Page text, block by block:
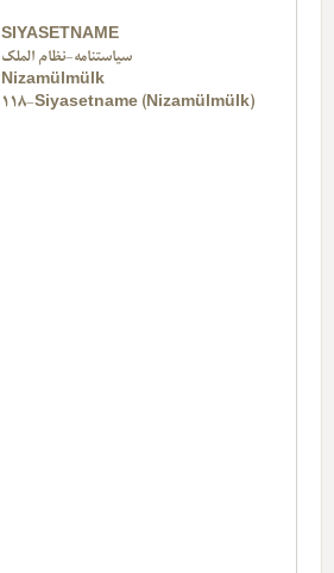
SIYASETNAME
سیاستنامه-نظام الملک
Nizamülmülk
118-Siyasetname (Nizamülmülk)